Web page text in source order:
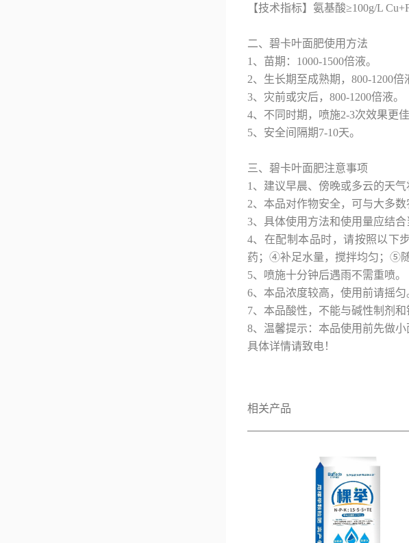
【技术指标】氨基酸≥100g/L
二、碧卡叶面肥使用方法
1、苗期：1000-1500倍液。
2、生长期至成熟期，800-1200倍
3、灾前或灾后，800-1200倍液。
4、不同时期，喷施2-3次效果更佳
5、安全间隔期7-10天。
三、碧卡叶面肥注意事项
1、建议早晨、傍晚或多云的天气
2、本品对作物安全，可与大多
3、具体使用方法和使用量应结合
4、在配制本品时，请按照以
药；④补足水量，搅拌均匀；⑤随
5、喷施十分钟后遇雨不需重喷。
6、本品浓度较高，使用前请摇匀
7、本品酸性，不能与碱性制剂和
8、温馨提示：本品使用前先做小
具体详情请致电！
相关产品